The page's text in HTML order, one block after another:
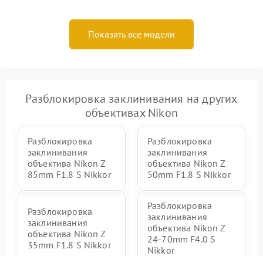
Показать все модели
Разблокировка заклинивания на других
объективах Nikon
Разблокировка
заклинивания
объектива Nikon Z
85mm F1.8 S Nikkor
Разблокировка
заклинивания
объектива Nikon Z
50mm F1.8 S Nikkor
Разблокировка
заклинивания
объектива Nikon Z
35mm F1.8 S Nikkor
Разблокировка
заклинивания
объектива Nikon Z
24-70mm F4.0 S
Nikkor